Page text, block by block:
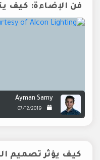
فن الإضاءة: كيف
Ayman Samy
07/12/2019
كيف يؤثر تصميم